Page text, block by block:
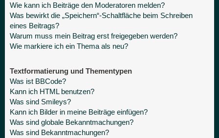
Wie kann ich Beiträge den Moderatoren melden?
Was bewirkt die „Speichern“-Schaltfläche beim Schreiben
eines Beitrags?
Warum muss mein Beitrag erst freigegeben werden?
Wie markiere ich ein Thema als neu?
Textformatierung und Thementypen
Was ist BBCode?
Kann ich HTML benutzen?
Was sind Smileys?
Kann ich Bilder in meine Beiträge einfügen?
Was sind globale Bekanntmachungen?
Was sind Bekanntmachungen?